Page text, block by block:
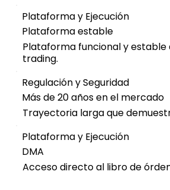
Plataforma y Ejecución
Plataforma estable
Plataforma funcional y estable
trading.
Regulación y Seguridad
Más de 20 años en el mercado
Trayectoria larga que
Plataforma y Ejecución
DMA
Acceso directo al libro de